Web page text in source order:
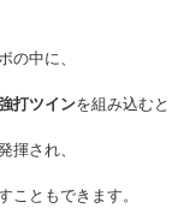
の中に、
打ツインを組み込むと
揮され、
こともできます。